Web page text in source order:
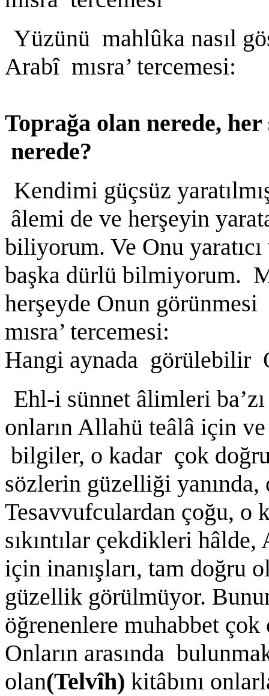
Yüzünü mahlûka nasıl
Arabî mısra’ tercemesi:
Toprağa olan nerede,
nerede?
Kendimi güçsüz
âlemi de ve herşeyin
biliyorum. Ve Onu
başka dürlü bilmiyorum.
herşeyde Onun
mısra’ tercemesi:
Hangi aynada görülebilir
Ehl-i sünnet âlimleri
onların Allahü teâlâ için
bilgiler, o kadar çok
sözlerin güzelliği
Tesavvufculardan çoğu, o
sıkıntılar çekdikleri hâlde,
için inanışları, tam doğru
güzellik görülmüyor.
öğrenenlere muhabbet
Onların arasında
olan(Telvîh) kitâbını